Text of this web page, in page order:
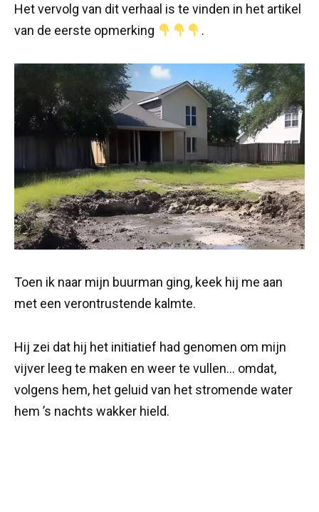
Het vervolg van dit verhaal is te vinden in het artikel
van de eerste opmerking
.
Toen ik naar mijn buurman ging, keek hij me aan
met een verontrustende kalmte.
Hij zei dat hij het initiatief had genomen om mijn
vijver leeg te maken en weer te vullen… omdat,
volgens hem, het geluid van het stromende water
hem ’s nachts wakker hield.